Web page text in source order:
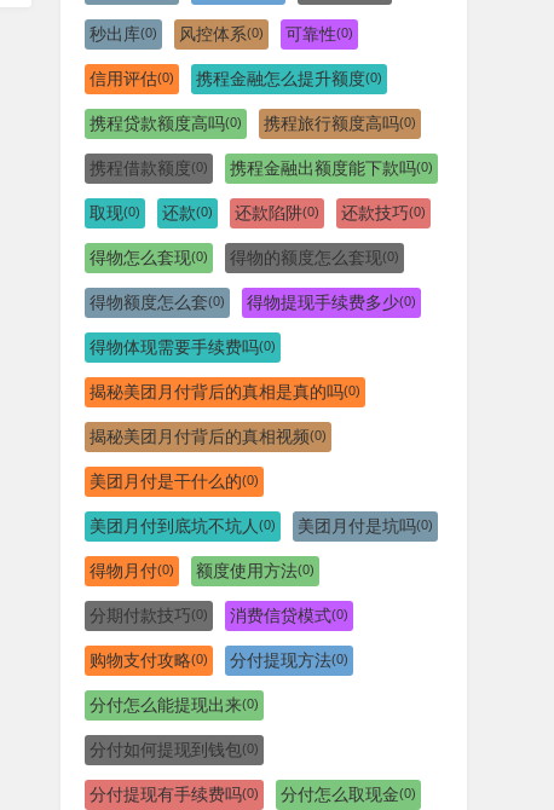
秒出库(0) 风控体系(0) 可靠性(0)
信用评估(0) 携程金融怎么提升额度(0)
携程贷款额度高吗(0) 携程旅行额度高吗(0)
携程借款额度(0) 携程金融出额度能下款吗(0)
取现(0) 还款(0) 还款陷阱(0) 还款技巧(0)
得物怎么套现(0) 得物的额度怎么套现(0)
得物额度怎么套(0) 得物提现手续费多少(0)
得物体现需要手续费吗(0)
揭秘美团月付背后的真相是真的吗(0)
揭秘美团月付背后的真相视频(0)
美团月付是干什么的(0)
美团月付到底坑不坑人 (0) 美团月付是坑吗(0)
得物月付(0) 额度使用方法(0)
分期付款技巧(0) 消费信贷模式(0)
购物支付攻略(0) 分付提现方法(0)
分付怎么能提现出来(0)
分付如何提现到钱包 (0)
分付提现有手续费吗(0) 分付怎么取现金(0)